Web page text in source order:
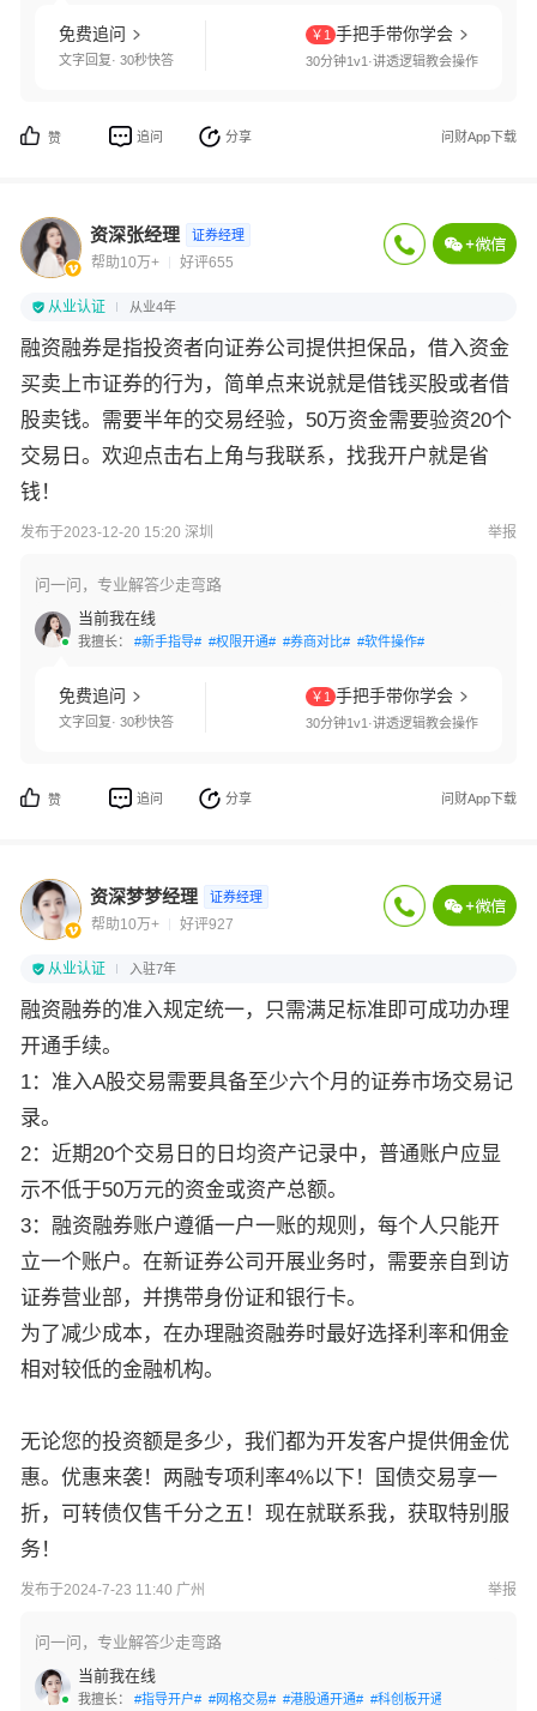
免费追问
文字回复· 30秒快答
￥1 手把手带你学会
30分钟1v1·讲透逻辑教会操作
赞 追问 分享 问财App下载
资深张经理 证券经理
帮助10万+ 好评655
从业认证 从业4年
融资融券是指投资者向证券公司提供担保品，借入资金
买卖上市证券的行为，简单点来说就是借钱买股或者借
股卖钱。需要半年的交易经验，50万资金需要验资20个
交易日。欢迎点击右上角与我联系，找我开户就是省
钱！
发布于2023-12-20 15:20 深圳 举报
问一问，专业解答少走弯路
当前我在线
我擅长： #新手指导# #权限开通# #券商对比# #软件操作#
免费追问
文字回复· 30秒快答
￥1 手把手带你学会
30分钟1v1·讲透逻辑教会操作
赞 追问 分享 问财App下载
资深梦梦经理 证券经理
帮助10万+ 好评927
从业认证 入驻7年
融资融券的准入规定统一，只需满足标准即可成功办理
开通手续。
1：准入A股交易需要具备至少六个月的证券市场交易记
录。
2：近期20个交易日的日均资产记录中，普通账户应显
示不低于50万元的资金或资产总额。
3：融资融券账户遵循一户一账的规则，每个人只能开
立一个账户。在新证券公司开展业务时，需要亲自到访
证券营业部，并携带身份证和银行卡。
为了减少成本，在办理融资融券时最好选择利率和佣金
相对较低的金融机构。
无论您的投资额是多少，我们都为开发客户提供佣金优
惠。优惠来袭！两融专项利率4%以下！国债交易享一
折，可转债仅售千分之五！现在就联系我，获取特别服
务！
发布于2024-7-23 11:40 广州 举报
问一问，专业解答少走弯路
当前我在线
我擅长： #指导开户# #网格交易# #港股通开通# #科创板开通#